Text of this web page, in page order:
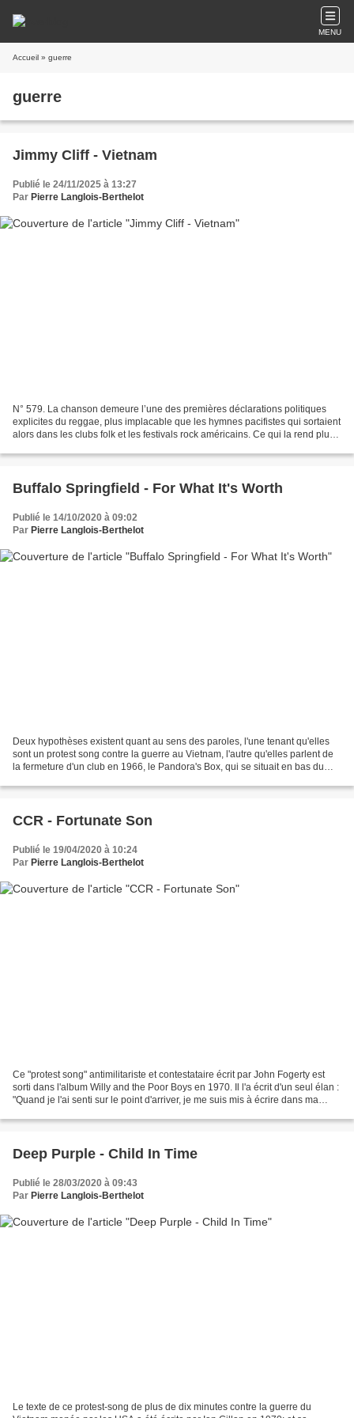
MENU
Accueil » guerre
guerre
Jimmy Cliff - Vietnam
Publié le 24/11/2025 à 13:27
Par Pierre Langlois-Berthelot
N° 579. La chanson demeure l’une des premières déclarations politiques
explicites du reggae, plus implacable que les hymnes pacifistes qui sortaient
alors dans les clubs folk et les festivals rock américains. Ce qui la rend plus
Buffalo Springfield - For What It's Worth
Publié le 14/10/2020 à 09:02
Par Pierre Langlois-Berthelot
Deux hypothèses existent quant au sens des paroles, l'une tenant qu'elles
sont un protest song contre la guerre au Vietnam, l'autre qu'elles parlent de
la fermeture d'un club en 1966, le Pandora's Box, qui se situait en bas du
CCR - Fortunate Son
Publié le 19/04/2020 à 10:24
Par Pierre Langlois-Berthelot
Ce "protest song" antimilitariste et contestataire écrit par John Fogerty est
sorti dans l'album Willy and the Poor Boys en 1970. Il l'a écrit d'un seul élan :
"Quand je l'ai senti sur le point d'arriver, je me suis mis à écrire dans ma
Deep Purple - Child In Time
Publié le 28/03/2020 à 09:43
Par Pierre Langlois-Berthelot
Le texte de ce protest-song de plus de dix minutes contre la guerre du